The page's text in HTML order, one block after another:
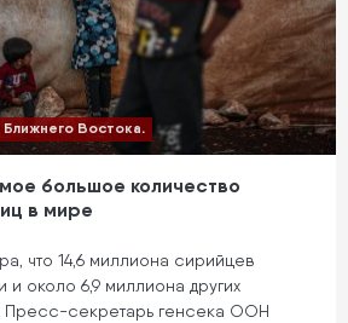
Востока.
большое количество
в мире
что 14,6 миллиона сирийцев
около 6,9 миллиона других
секретарь генсека ООН